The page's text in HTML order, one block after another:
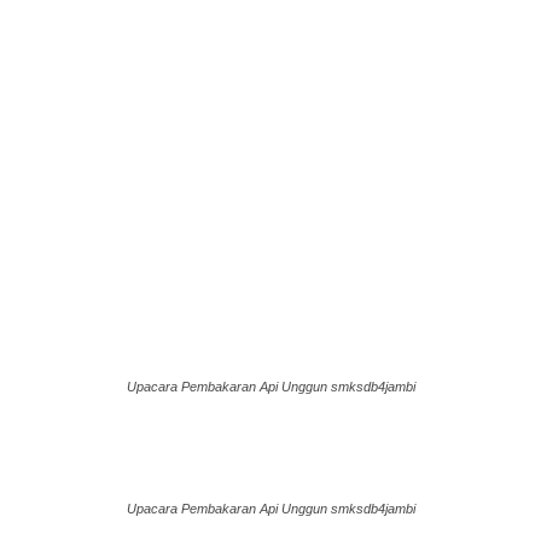
Upacara Pembakaran Api Unggun smksdb4jambi
Upacara Pembakaran Api Unggun smksdb4jambi